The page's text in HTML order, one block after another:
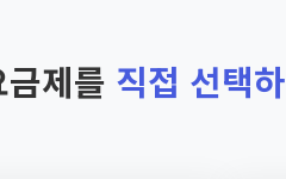
제를 직접 선택